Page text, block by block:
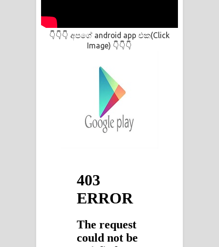
👇👇👇 අපගේ android app එක(Click
Image) 👇👇👇